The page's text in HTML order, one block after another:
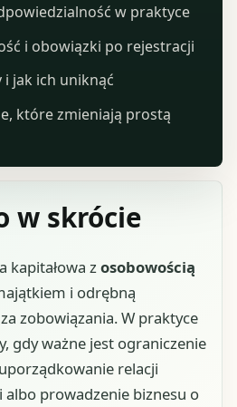
w skrócie
kapitałowa zosobowością
i odrębną
zobowiązania. W praktyce
gdy ważne jest ograniczenie
relacji
prowadzenie biznesu o
w praktyce
i obowiązki po rejestracji
i jak ich uniknąć
które zmieniają prostą